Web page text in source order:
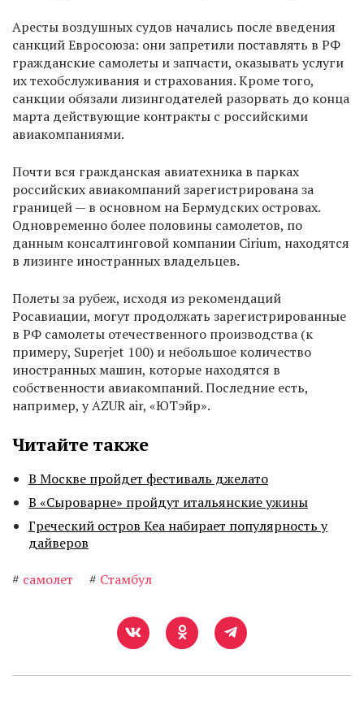
Аресты воздушных судов начались после введения
санкций Евросоюза: они запретили поставлять в РФ
гражданские самолеты и запчасти, оказывать услуги
их техобслуживания и страхования. Кроме того,
санкции обязали лизингодателей разорвать до конца
марта действующие контракты с российскими
авиакомпаниями.
Почти вся гражданская авиатехника в парках
российских авиакомпаний зарегистрирована за
границей — в основном на Бермудских островах.
Одновременно более половины самолетов, по
данным консалтинговой компании Cirium, находятся
в лизинге иностранных владельцев.
Полеты за рубеж, исходя из рекомендаций
Росавиации, могут продолжать зарегистрированные
в РФ самолеты отечественного производства (к
примеру, Superjet 100) и небольшое количество
иностранных машин, которые находятся в
собственности авиакомпаний. Последние есть,
например, у AZUR air, «ЮТэйр».
Читайте также
В Москве пройдет фестиваль джелато
В «Сыроварне» пройдут итальянские ужины
Греческий остров Кеа набирает популярность у
дайверов
# самолет # Стамбул